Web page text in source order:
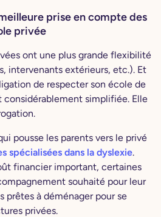
prise en compte des
privée
ont une plus grande flexibilité
intervenants extérieurs, etc.). Et
de respecter son école de
considérablement simplifiée. Elle
pousse les parents vers le privé
spécialisées dans la dyslexie.
financier important, certaines
souhaité pour leur
prêtes à déménager pour se
privées.